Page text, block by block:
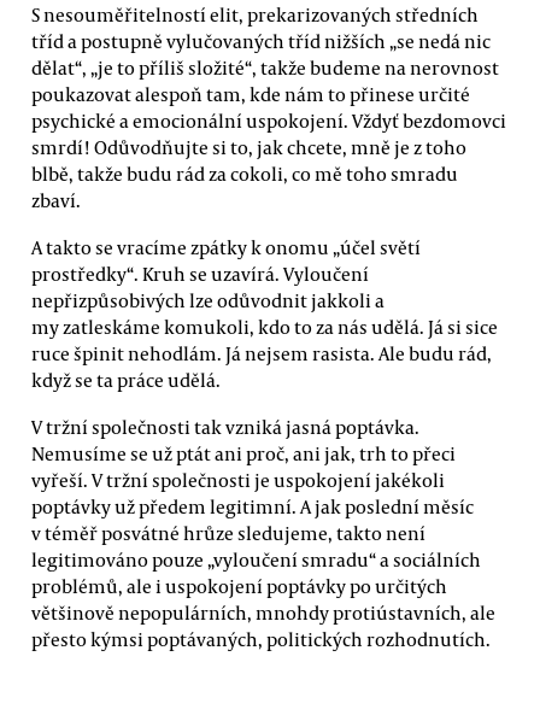
S nesouměřitelností elit, prekarizovaných středních
tříd a postupně vylučovaných tříd nižších „se nedá nic
dělat“, „je to příliš složité“, takže budeme na nerovnost
poukazovat alespoň tam, kde nám to přinese určité
psychické a emocionální uspokojení. Vždyť bezdomovci
smrdí! Odůvodňujte si to, jak chcete, mně je z toho
blbě, takže budu rád za cokoli, co mě toho smradu
zbaví.
A takto se vracíme zpátky k onomu „účel světí
prostředky“. Kruh se uzavírá. Vyloučení
nepřizpůsobivých lze odůvodnit jakkoli a
my zatleskáme komukoli, kdo to za nás udělá. Já si sice
ruce špinit nehodlám. Já nejsem rasista. Ale budu rád,
když se ta práce udělá.
V tržní společnosti tak vzniká jasná poptávka.
Nemusíme se už ptát ani proč, ani jak, trh to přeci
vyřeší. V tržní společnosti je uspokojení jakékoli
poptávky už předem legitimní. A jak poslední měsíc
v téměř posvátné hrůze sledujeme, takto není
legitimováno pouze „vyloučení smradu“ a sociálních
problémů, ale i uspokojení poptávky po určitých
většinově nepopulárních, mnohdy protiústavních, ale
přesto kýmsi poptávaných, politických rozhodnutích.